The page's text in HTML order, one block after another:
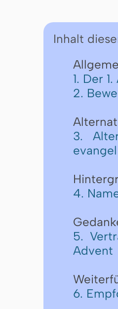
Inhalt
1. Der
2.
3.
4.
5.
Advent
6.